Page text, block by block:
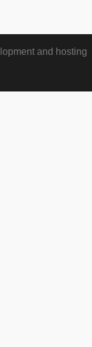
and hosting